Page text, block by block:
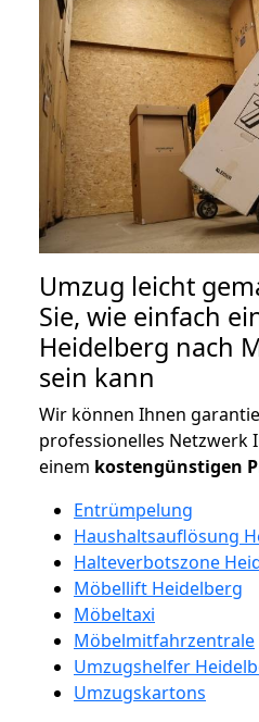
Umzug leicht
Sie, wie einfach
Heidelberg nach
sein kann
Wir können Ihnen
professionelles Netzwerk
einem kostengünstigen
Entrümpelung
Haushaltsauflösung
Halteverbotszone
Möbellift Heidelberg
Möbeltaxi
Möbelmitfahrzentrale
Umzugshelfer
Umzugskartons